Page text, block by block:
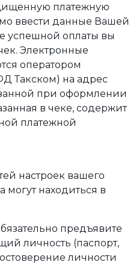
платежную
ввести данные Вашей
успешной оплаты вы
Электронные
оператором
Такском) на адрес
при оформлении
в чеке, содержит
платежной
настроек вашего
могут находиться в
предъявите
личность (паспорт,
личности